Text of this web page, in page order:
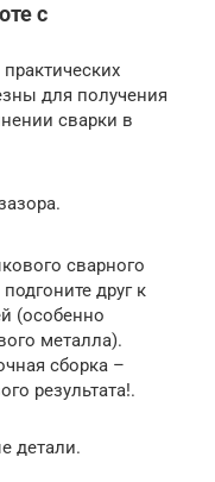
с
для получения
сварки в
сварного
друг к
(особенно
металла).
сборка –
результата!.
детали.